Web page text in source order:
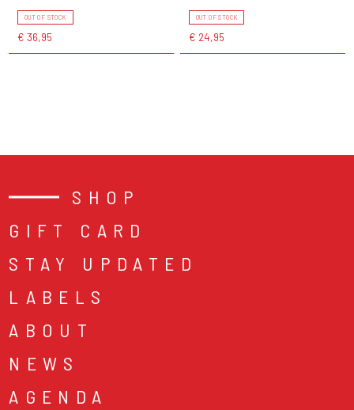
OUT OF STOCK
€ 36,95
OUT OF STOCK
€ 24,95
SHOP
GIFT CARD
STAY UPDATED
LABELS
ABOUT
NEWS
AGENDA